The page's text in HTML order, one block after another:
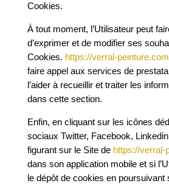
Cookies.
À tout moment, l’Utilisateur peut
d’exprimer et de modifier ses
Cookies. https://verral-
faire appel aux services de
l’aider à recueillir et traiter les
dans cette section.
Enfin, en cliquant sur les icônes
sociaux Twitter, Facebook,
figurant sur le Site de https://verral-
dans son application mobile et si
le dépôt de cookies en poursuivant